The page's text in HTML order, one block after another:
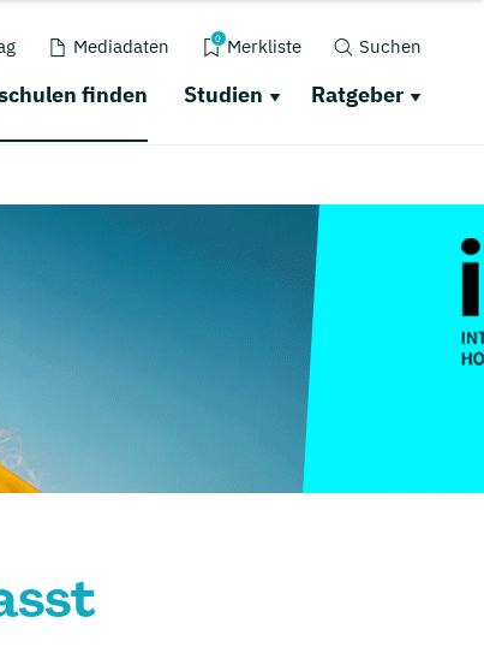
Mediadaten 0 Merkliste Suchen
finden Studien Ratgeber